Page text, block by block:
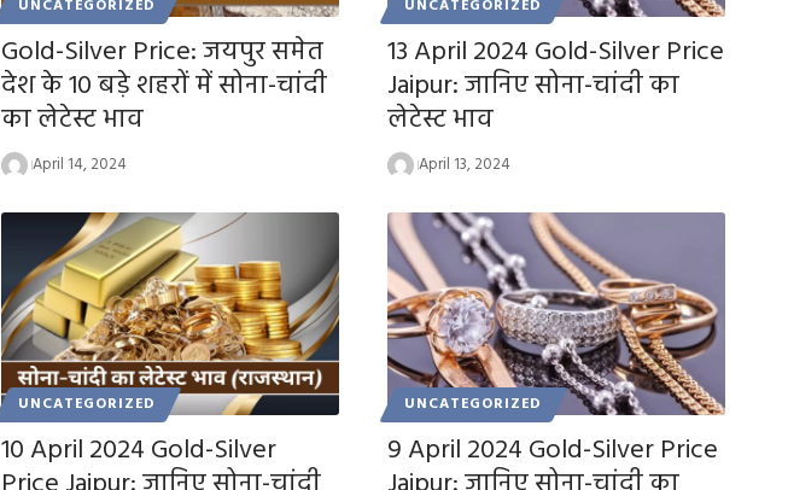
UNCATEGORIZED
Gold-Silver Price: जयपुर समेत
देश के 10 बड़े शहरों में सोना-चांदी
का लेटेस्ट भाव
April 14, 2024
UNCATEGORIZED
13 April 2024 Gold-Silver Price
Jaipur: जानिए सोना-चांदी का
लेटेस्ट भाव
April 13, 2024
UNCATEGORIZED
10 April 2024 Gold-Silver
UNCATEGORIZED
9 April 2024 Gold-Silver Price